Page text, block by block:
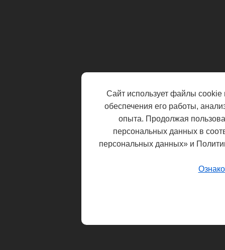
Сайт использует файлы cookie
обеспечения его работы,
опыта. Продолжая
персональных данных в
персональных данных» и